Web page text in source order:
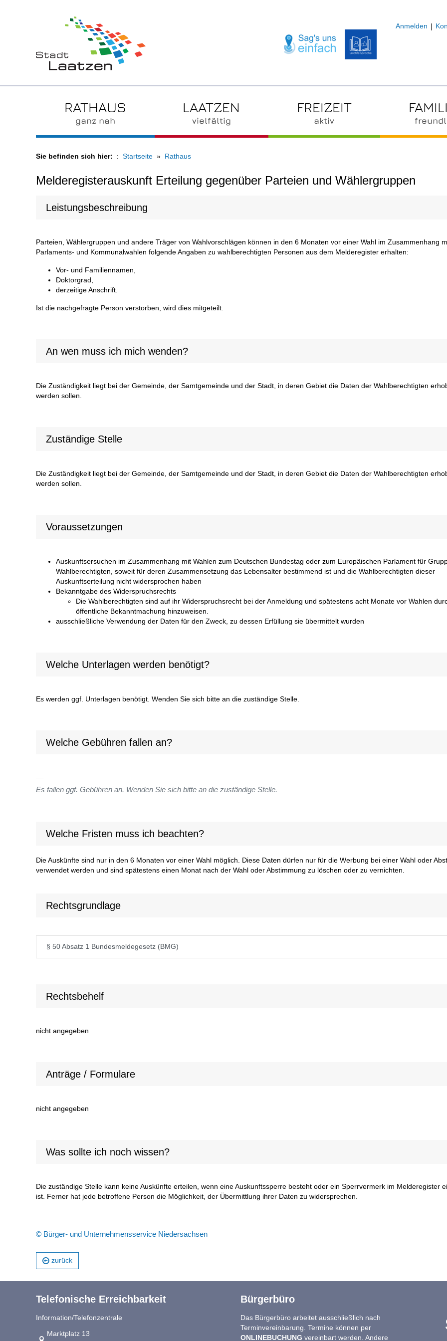
Anmelden
RATHAUS
ganz nah
LAATZEN
vielfältig
FREIZEIT
aktiv
Sie befinden sich hier: Startseite Rathaus
Melderegisterauskunft Erteilung gegenüber Parteien und Wählergruppen
Leistungsbeschreibung
Parteien, Wählergruppen und andere Träger von Wahlvorschlägen können in den 6 Monaten vor einer Wahl im Zusammenhang
Parlaments- und Kommunalwahlen folgende Angaben zu wahlberechtigten Personen aus dem Melderegister erhalten:
Vor- und Familiennamen,
Doktorgrad,
derzeitige Anschrift.
Ist die nachgefragte Person verstorben, wird dies mitgeteilt.
An wen muss ich mich wenden?
Die Zuständigkeit liegt bei der Gemeinde, der Samtgemeinde und der Stadt, in deren Gebiet die Daten der Wahlberechtigten
werden sollen.
Zuständige Stelle
Die Zuständigkeit liegt bei der Gemeinde, der Samtgemeinde und der Stadt, in deren Gebiet die Daten der Wahlberechtigten
werden sollen.
Voraussetzungen
Auskunftsersuchen im Zusammenhang mit Wahlen zum Deutschen Bundestag oder zum Europäischen Parlament für
Wahlberechtigten, soweit für deren Zusammensetzung das Lebensalter bestimmend ist und die Wahlberechtigten dieser
Auskunftserteilung nicht widersprochen haben
Bekanntgabe des Widerspruchsrechts
Die Wahlberechtigten sind auf ihr Widerspruchsrecht bei der Anmeldung und spätestens acht Monate vor Wahlen
öffentliche Bekanntmachung hinzuweisen.
ausschließliche Verwendung der Daten für den Zweck, zu dessen Erfüllung sie übermittelt wurden
Welche Unterlagen werden benötigt?
Es werden ggf. Unterlagen benötigt. Wenden Sie sich bitte an die zuständige Stelle.
Welche Gebühren fallen an?
Es fallen ggf. Gebühren an. Wenden Sie sich bitte an die zuständige Stelle.
Welche Fristen muss ich beachten?
Die Auskünfte sind nur in den 6 Monaten vor einer Wahl möglich. Diese Daten dürfen nur für die Werbung bei einer Wahl oder
verwendet werden und sind spätestens einen Monat nach der Wahl oder Abstimmung zu löschen oder zu vernichten.
Rechtsgrundlage
§ 50 Absatz 1 Bundesmeldegesetz (BMG)
Rechtsbehelf
nicht angegeben
Anträge / Formulare
nicht angegeben
Was sollte ich noch wissen?
Die zuständige Stelle kann keine Auskünfte erteilen, wenn eine Auskunftssperre besteht oder ein Sperrvermerk im Melderegister
ist. Ferner hat jede betroffene Person die Möglichkeit, der Übermittlung ihrer Daten zu widersprechen.
© Bürger- und Unternehmensservice Niedersachsen
zurück
Telefonische Erreichbarkeit
Information/Telefonzentrale
Link zur Google-Maps Navigation
Marktplatz 13
Bürgerbüro
Das Bürgerbüro arbeitet ausschließlich nach
Terminvereinbarung. Termine können per
ONLINEBUCHUNG vereinbart werden. Andere